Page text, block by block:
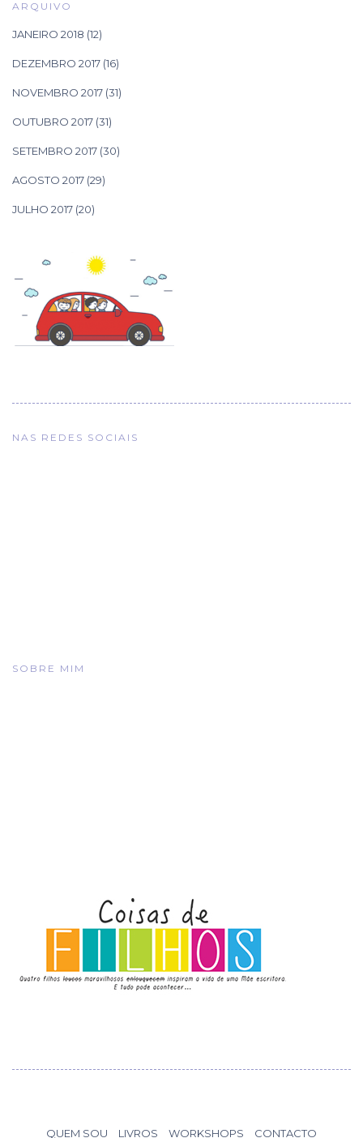
ARQUIVO
JANEIRO 2018 (12)
DEZEMBRO 2017 (16)
NOVEMBRO 2017 (31)
OUTUBRO 2017 (31)
SETEMBRO 2017 (30)
AGOSTO 2017 (29)
JULHO 2017 (20)
NAS REDES SOCIAIS
SOBRE MIM
QUEM SOU LIVROS WORKSHOPS CONTACTO